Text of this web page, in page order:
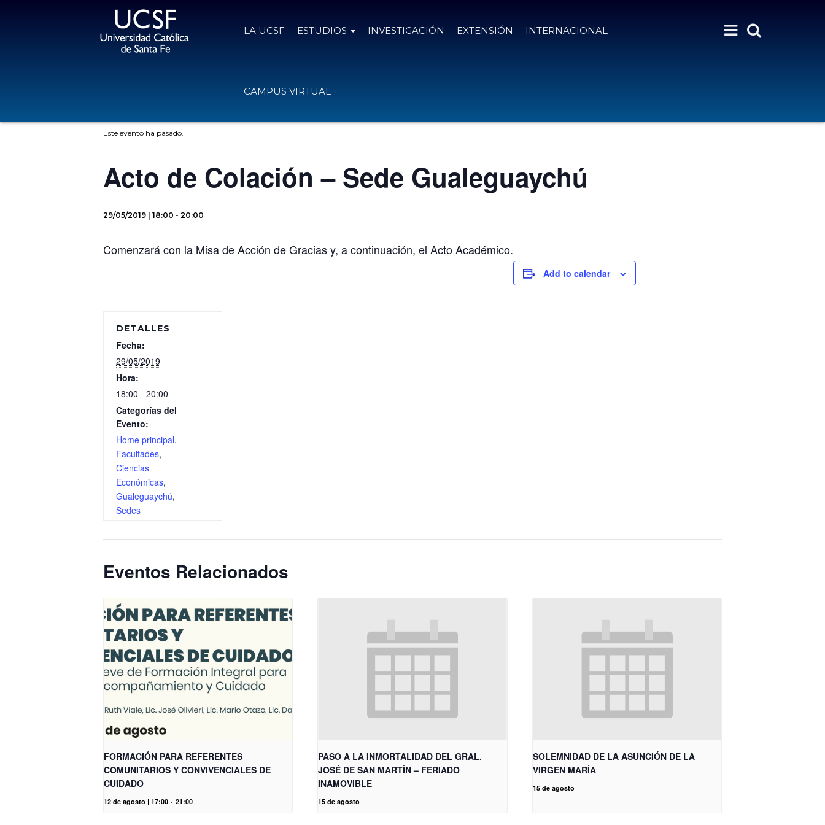
LA UCSF ESTUDIOS INVESTIGACIÓN EXTENSIÓN INTERNACIONAL
CAMPUS VIRTUAL
Este evento ha pasado.
Acto de Colación – Sede Gualeguaychú
29/05/2019 | 18:00 - 20:00
Comenzará con la Misa de Acción de Gracias y, a continuación, el Acto Académico.
Add to calendar
DETALLES
Fecha:
29/05/2019
Hora:
18:00 - 20:00
Categorías del
Evento:
Home principal,
Facultades,
Ciencias
Económicas,
Gualeguaychú,
Sedes
Eventos Relacionados
FORMACIÓN PARA REFERENTES
COMUNITARIOS Y CONVIVENCIALES DE
CUIDADO
12 de agosto | 17:00 - 21:00
PASO A LA INMORTALIDAD DEL GRAL.
JOSÉ DE SAN MARTÍN – FERIADO
INAMOVIBLE
15 de agosto
SOLEMNIDAD DE LA ASUNCIÓN DE LA
VIRGEN MARÍA
15 de agosto